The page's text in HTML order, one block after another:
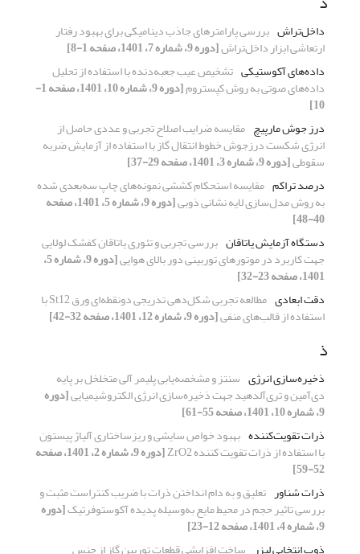
داخل‌تراش بررسی پارامترهای جاذب دینامیکی برای بهبود رفتار
ارتعاشی ابزار داخل‌تراش[دوره 9، شماره 7، 1401، صفحه 1-8]
داده‌های آکوستیکی تشخیص عیب جعبه‌دنده با استفاده از تحلیل
داده‌های صوتی به روش کپستروم [دوره 9، شماره 10، 1401، صفحه 1-
10]
درز جوش مارپیچ مقایسه ضرایب اصلاح تجربی و عددی حاصل از
انرژی شکست درزجوش خطوط انتقال گاز با استفاده از آزمایش ضربه
سقوطی[دوره 9، شماره 3، 1401، صفحه 29-37]
درصد تراکم مقایسه استحکام کششی نمونه‌های چاپ سه‌بعدی شده
به روش مدل‌سازی لایه نشانی ذوبی [دوره 9، شماره 5، 1401، صفحه
40-48]
دستگاه آزمایش یاتاقان بررسی تجربی و تئوری یاتاقان کفشک لولایی
جهت کاربرد در موتورهای توربینی دور بالای هوایی [دوره 9، شماره 5،
1401، صفحه 23-32]
دقت ابعادی
مطالعه تجربی شکل‌دهی تدریجی دونقطه‌ای ورق St12 با
استفاده از قالب‌های منفی[دوره 9، شماره 12، 1401، صفحه 32-42]
ذ
ذخیره‌سازی انرژی سنتز و مشخصه‌یابی پلیمر آلی متخلخل بر پایه
دی‌آمین و تری‌آلدهید جهت ذخیره‌سازی انرژی الکتروشیمیایی[دوره
9، شماره 10، 1401، صفحه 55-61]
ذرات تقویت‌کننده بهبود خواص سایشی و ریزساختاری آلیاژ پیستون
با استفاده از ذرات تقویت کننده ZrO2 [دوره 9، شماره 2، 1401، صفحه
52-59]
ذرات شناور تعلیق و به دام انداختن ذرات با ضریب کنتراست مثبت و
بررسی تاثیر حجم در محیط مایع به‌وسیله پدیده آکوستوفرتیک[دوره
9، شماره 4، 1401، صفحه 12-23]
ذوب انتخابی لیزر ساخت افزایشی قطعات توربین گاز از جنس